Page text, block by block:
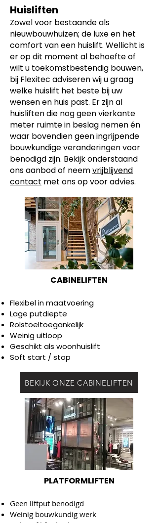
Huisliften
Zowel voor bestaande als
nieuwbouwhuizen; de luxe en het
comfort van een huislift. Wellicht is
er op dit moment al behoefte of
wilt u toekomstbestendig bouwen,
bij Flexitec adviseren wij u graag
welke huislift het beste bij uw
wensen en huis past. Er zijn al
huisliften die nog geen vierkante
meter ruimte in beslag nemen én
waar bovendien geen ingrijpende
bouwkundige veranderingen voor
benodigd zijn. Bekijk onderstaand
ons aanbod of neemvrijblijvend
contact met ons op voor advies.
CABINELIFTEN
Flexibel in maatvoering
Lage putdiepte
Rolstoeltoegankelijk
Weinig uitloop
Geschikt als woonhuislift
Soft start / stop
BEKIJK ONZE CABINELIFTEN
PLATFORMLIFTEN
Geen liftput benodigd
Weinig bouwkundig werk